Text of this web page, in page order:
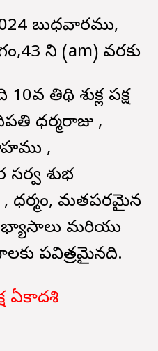
బుధవారము,
ని (am) వరకు
తిథి శుక్ల పక్ష
ధర్మరాజు ,
,
శుభ
ధర్మం, మతపరమైన
మరియు
పవిత్రమైనది.
ఏకాదశి